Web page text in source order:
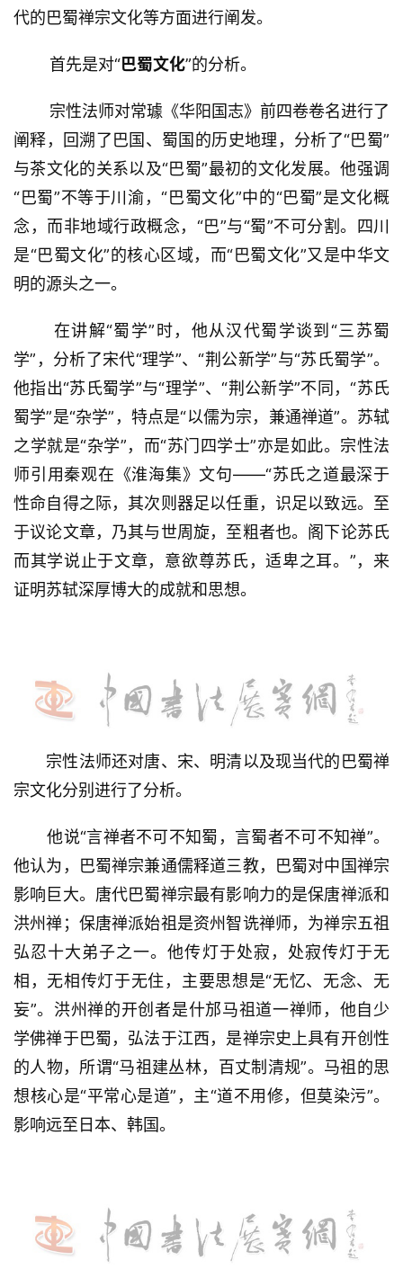
页
艺
坛
快
书
法
征
学
代的巴蜀禅宗文化等方面进行阐发。
首先是对“巴蜀文化”的分析。
宗性法师对常璩《华阳国志》前四卷卷名进行了
阐释，回溯了巴国、蜀国的历史地理，分析了“巴蜀”
与茶文化的关系以及“巴蜀”最初的文化发展。他强调
“巴蜀”不等于川渝，“巴蜀文化”中的“巴蜀”是文化概
念，而非地域行政概念，“巴”与“蜀”不可分割。四川
是“巴蜀文化”的核心区域，而“巴蜀文化”又是中华文
明的源头之一。
在讲解“蜀学”时，他从汉代蜀学谈到“三苏蜀
学”，分析了宋代“理学”、“荆公新学”与“苏氏蜀学”。
他指出“苏氏蜀学”与“理学”、“荆公新学”不同，“苏氏
蜀学”是“杂学”，特点是“以儒为宗，兼通禅道”。苏轼
之学就是“杂学”，而“苏门四学士”亦是如此。宗性法
师引用秦观在《淮海集》文句——“苏氏之道最深于
性命自得之际，其次则器足以任重，识足以致远。至
于议论文章，乃其与世周旋，至粗者也。阁下论苏氏
而其学说止于文章，意欲尊苏氏，适卑之耳。”，来
证明苏轼深厚博大的成就和思想。
宗性法师还对唐、宋、明清以及现当代的巴蜀禅
宗文化分别进行了分析。
他说“言禅者不可不知蜀，言蜀者不可不知禅”。
他认为，巴蜀禅宗兼通儒释道三教，巴蜀对中国禅宗
影响巨大。唐代巴蜀禅宗最有影响力的是保唐禅派和
洪州禅；保唐禅派始祖是资州智诜禅师，为禅宗五祖
弘忍十大弟子之一。他传灯于处寂，处寂传灯于无
相，无相传灯于无住，主要思想是“无忆、无念、无
妄”。洪州禅的开创者是什邡马祖道一禅师，他自少
学佛禅于巴蜀，弘法于江西，是禅宗史上具有开创性
的人物，所谓“马祖建丛林，百丈制清规”。马祖的思
想核心是“平常心是道”，主“道不用修，但莫染污”。
影响远至日本、韩国。